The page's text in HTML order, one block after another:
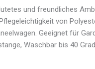
und freundliches
von
Geeignet für
Waschbar bis 40